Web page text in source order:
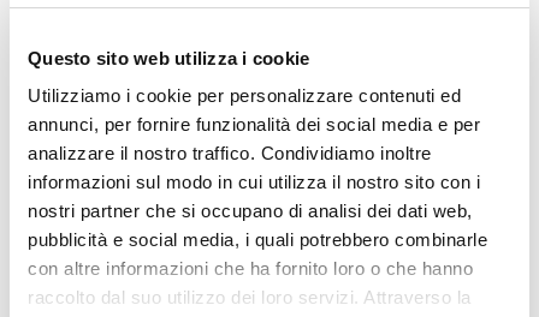
Questo sito web utilizza i cookie
Utilizziamo i cookie per personalizzare contenuti ed
annunci, per fornire funzionalità dei social media e per
analizzare il nostro traffico. Condividiamo inoltre
informazioni sul modo in cui utilizza il nostro sito con i
nostri partner che si occupano di analisi dei dati web,
pubblicità e social media, i quali potrebbero combinarle
con altre informazioni che ha fornito loro o che hanno
raccolto dal suo utilizzo dei loro servizi. Attraverso la
Altezza
89 cm
Installazione Lavatrice
Sinistra
Dimensioni Vano Lavatrice
60 x 56,5 x 85h cm
Marca
Colavene
CODICE:ARIEL1 CODICE:P501